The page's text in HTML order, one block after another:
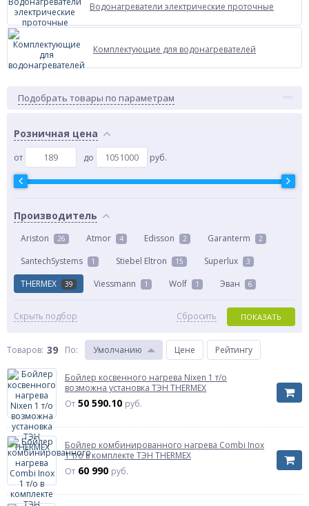
Водонагреватели электрические проточные
Комплектующие для водонагревателей
Подобрать товары по параметрам
Розничная цена
от до руб.
Производитель
Ariston 26 Atmor 4 Edisson 2 Garanterm 2
SantechSystems 1 Stiebel Eltron 15 Superlux 3
THERMEX 39 Viessmann 1 Wolf 1 Эван 6
Скрыть подбор ПОКАЗАТЬ
Сбросить
Товаров: 39 По: Умолчанию Цене Рейтингу
Бойлер косвенного нагрева Nixen 1 т/о
возможна установка ТЭН THERMEX
От 50 590.10 руб.
Бойлер комбинированного нагрева Combi Inox
1 т/о в комплекте ТЭН THERMEX
От 60 990 руб.